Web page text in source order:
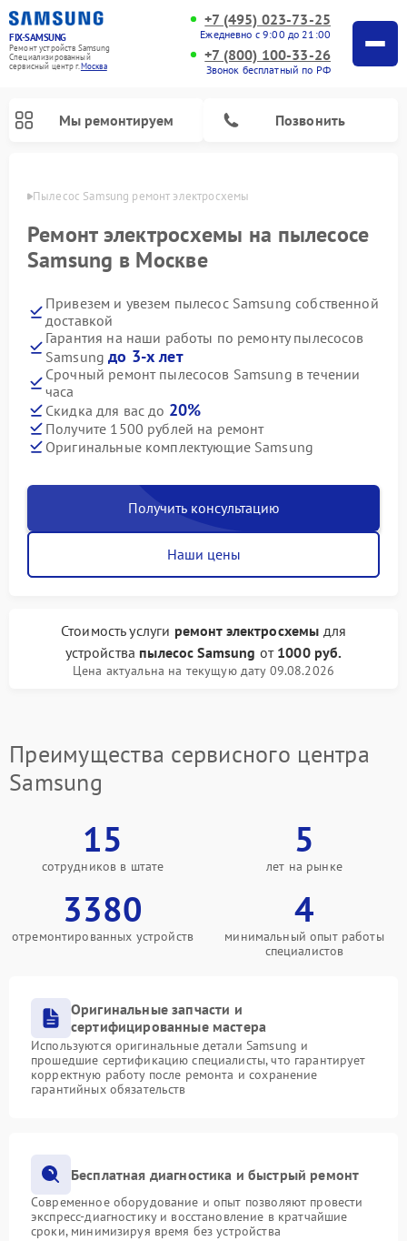
FIX-SAMSUNG
Ремонт устройств Samsung
Специализированный
cервисный центр г.Москва
+7 (495) 023-73-25
Ежедневно с 9:00 до 21:00
+7 (800) 100-33-26
Звонок бесплатный по РФ
Мы ремонтируем Позвонить
Пылесос Samsung ремонт электросхемы
Ремонт электросхемы на пылесосе
Samsung в Москве
Привезем и увезем пылесос Samsung собственной
доставкой
Гарантия на наши работы по ремонту пылесосов
Samsungдо 3-х лет
Срочный ремонт пылесосов Samsung в течении
часа
Скидка для вас до 20%
Получите 1500 рублей на ремонт
Оригинальные комплектующие Samsung
Получить консультацию
Наши цены
Стоимость услуги ремонт электросхемы для
устройства пылесос Samsung от 1000 руб.
Цена актуальна на текущую дату 09.08.2026
Преимущества сервисного центра
Samsung
15
сотрудников в штате
5
лет на рынке
3380
отремонтированных устройств
4
минимальный опыт работы
специалистов
Оригинальные запчасти и
сертифицированные мастера
Используются оригинальные детали Samsung и
прошедшие сертификацию специалисты, что гарантирует
корректную работу после ремонта и сохранение
гарантийных обязательств
Бесплатная диагностика и быстрый ремонт
Современное оборудование и опыт позволяют провести
экспресс-диагностику и восстановление в кратчайшие
сроки, минимизируя время без устройства